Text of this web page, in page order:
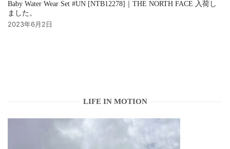
Baby Water Wear Set #UN [NTB12278]｜THE NORTH FACE 入荷し
ました。
2023年6月2日
LIFE IN MOTION